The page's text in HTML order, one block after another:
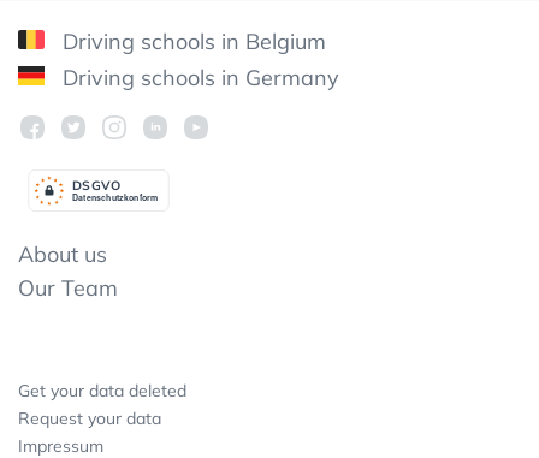
Driving schools in Belgium
Driving schools in Germany
Datenschutzkonform
DSGVO
About us
Our Team
Get your data deleted
Request your data
Impressum